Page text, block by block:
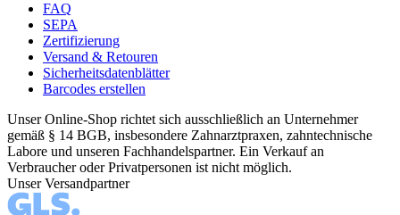
FAQ
SEPA
Zertifizierung
Versand & Retouren
Sicherheitsdatenblätter
Barcodes erstellen
Unser Online-Shop richtet sich ausschließlich an Unternehmer
gemäß § 14 BGB, insbesondere Zahnarztpraxen, zahntechnische
Labore und unseren Fachhandelspartner. Ein Verkauf an
Verbraucher oder Privatpersonen ist nicht möglich.
Unser Versandpartner